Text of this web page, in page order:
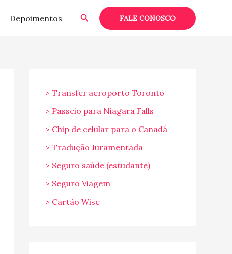
Depoimentos PesquisarFALE CONOSCO
> Transfer aeroporto Toronto
> Passeio para Niagara Falls
> Chip de celular para o Canadá
> Tradução Juramentada
> Seguro saúde (estudante)
> Seguro Viagem
> Cartão Wise